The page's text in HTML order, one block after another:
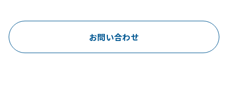
お問い合わせ